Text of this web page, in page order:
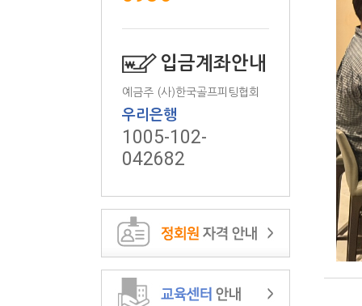
입금계좌안내
예금주 (사)한국골프피팅협회
우리은행
1005-102-
042682